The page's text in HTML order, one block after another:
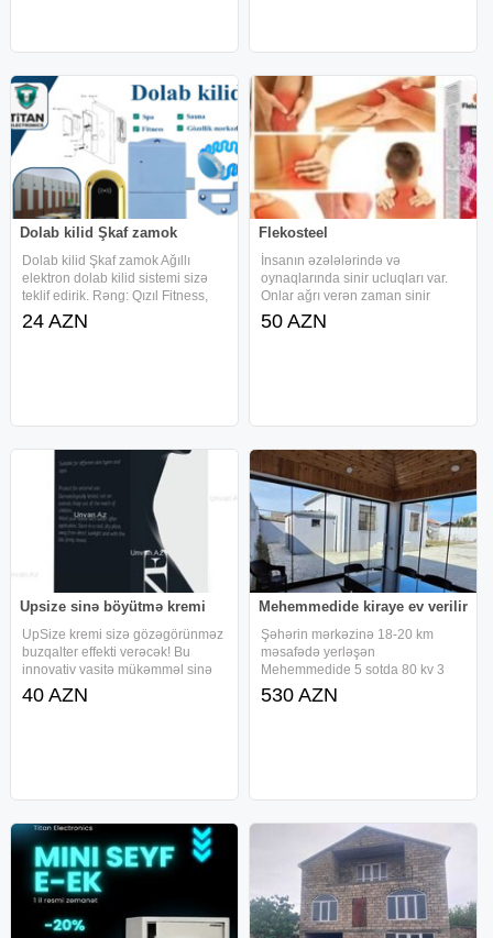
Dolab kilid Şkaf zamok
Dolab kilid Şkaf zamok Ağıllı
elektron dolab kilid sistemi sizə
teklif edirik. Rəng: Qızıl Fitness,
Spa, Gözəllik mərkəzləri, Market
və s. kimi obyektlərde istifade
24 AZN
Flekosteel
İnsanın əzələlərində və
oynaqlarında sinir ucluqları var.
Onlar ağrı verən zaman sinir
ucluqları iltihablaşır. Hətta belə
diskomfort vəziyyət bəzən insanın
50 AZN
Upsize sinə böyütmə kremi
UpSize kremi sizə gözəgörünməz
buzqalter effekti verəcək! Bu
innovativ vasitə mükəmməl sinə
formasının əldə edilməsinə və
onun böyüməsinə imkan yaradır.
40 AZN
Mehemmedide kiraye ev verilir
Şəhərin mərkəzinə 18-20 km
məsafədə yerləşən
Mehemmedide 5 sotda 80 kv 3
otaqli heyet evi kirayeye verilir,
qaz su isiq internet tv telefon
530 AZN